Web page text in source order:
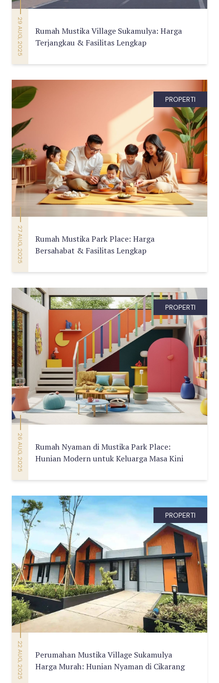
29 AUG, 2025
Rumah Mustika Village Sukamulya: Harga
Terjangkau & Fasilitas Lengkap
PROPERTI
27 AUG, 2025
Rumah Mustika Park Place: Harga
Bersahabat & Fasilitas Lengkap
PROPERTI
26 AUG, 2025
Rumah Nyaman di Mustika Park Place:
Hunian Modern untuk Keluarga Masa Kini
PROPERTI
22 AUG, 2025
Perumahan Mustika Village Sukamulya
Harga Murah: Hunian Nyaman di Cikarang